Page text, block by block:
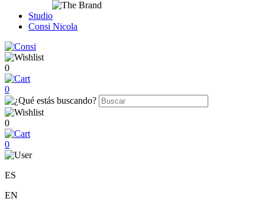
Studio
Consi Nicola
0
0
0
0
ES
EN